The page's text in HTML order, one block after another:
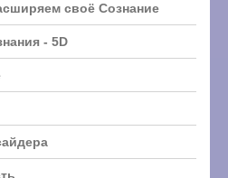
своё Сознание
- 5D